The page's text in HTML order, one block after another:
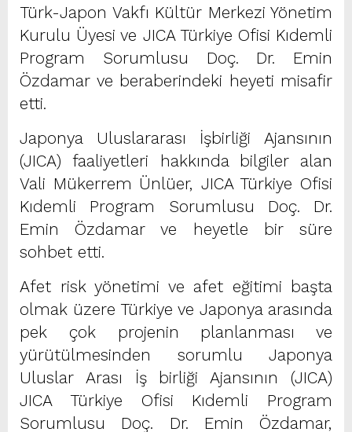
Türk-Japon Vakfı Kültür Merkezi Yönetim
Kurulu Üyesi ve JICA Türkiye Ofisi Kıdemli
Program Sorumlusu Doç. Dr. Emin
Özdamar ve beraberindeki heyeti misafir
etti.
Japonya Uluslararası İşbirliği Ajansının
(JICA) faaliyetleri hakkında bilgiler alan
Vali Mükerrem Ünlüer, JICA Türkiye Ofisi
Kıdemli Program Sorumlusu Doç. Dr.
Emin Özdamar ve heyetle bir süre
sohbet etti.
Afet risk yönetimi ve afet eğitimi başta
olmak üzere Türkiye ve Japonya arasında
pek çok projenin planlanması ve
yürütülmesinden sorumlu Japonya
Uluslar Arası İş birliği Ajansının (JICA)
JICA Türkiye Ofisi Kıdemli Program
Sorumlusu Doç. Dr. Emin Özdamar,